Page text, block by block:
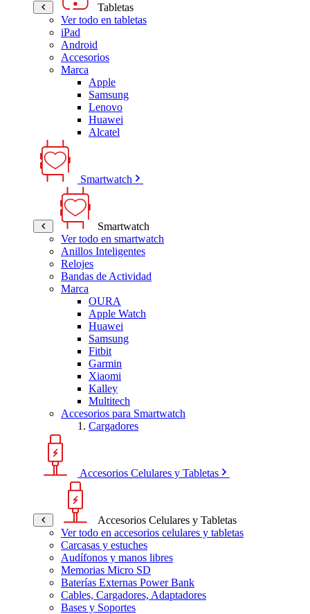
Tabletas
Ver todo en tabletas
iPad
Android
Accesorios
Marca
Apple
Samsung
Lenovo
Huawei
Alcatel
Smartwatch
Smartwatch
Ver todo en smartwatch
Anillos Inteligentes
Relojes
Bandas de Actividad
Marca
OURA
Apple Watch
Huawei
Samsung
Fitbit
Garmin
Xiaomi
Kalley
Multitech
Accesorios para Smartwatch
Cargadores
Accesorios Celulares y Tabletas
Accesorios Celulares y Tabletas
Ver todo en accesorios celulares y tabletas
Carcasas y estuches
Audífonos y manos libres
Memorias Micro SD
Baterías Externas Power Bank
Cables, Cargadores, Adaptadores
Bases y Soportes